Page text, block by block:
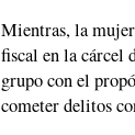
Mientras, la
fiscal en la cárcel
grupo con el
cometer delitos